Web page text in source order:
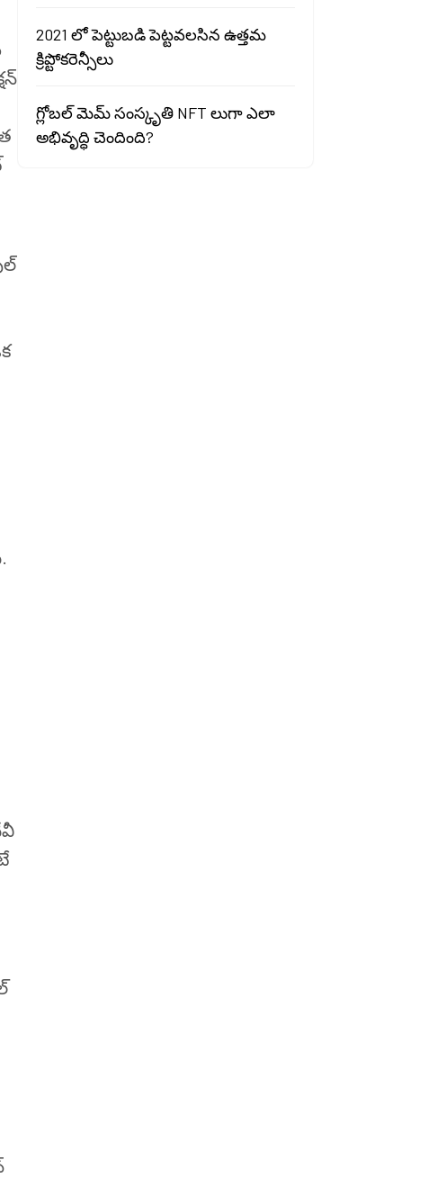
2021 లో పెట్టుబడి పెట్టవలసిన ఉత్తమ
క్రిప్టోకరెన్సీలు
గ్లోబల్ మెమ్ సంస్కృతి NFT లుగా ఎలా
అభివృద్ధి చెందింది?